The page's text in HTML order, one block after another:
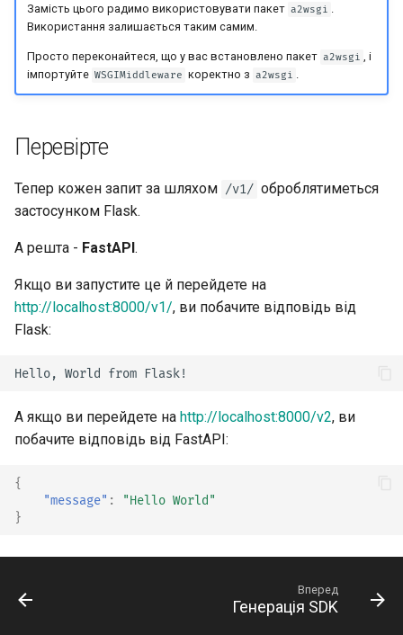
кодувальник
Тіло — Оновлення
Безпека
Middleware
між різними джерелами)
SQL (реляційні) бази даних
файлів
Стрімінг JSON Lines
(SSE)
Фонові задачі
Замість цього радимо використовувати пакет a2wsgi
Використання залишається таким самим.
Просто переконайтеся, що у вас встановлено пакет a2wsgi
, і
імпортуйте WSGIMiddleware коректно з a2wsgi
Перевірте
Тепер кожен запит за шляхом /v1/ оброблятиметься
застосунком Flask.
А решта - FastAPI .
Якщо ви запустите це й перейдете на
http://localhost:8000/v1/, ви побачите відповідь від
Flask:
А якщо ви перейдете на http://localhost:8000/v2, ви
побачите відповідь від FastAPI:
{
"message" :
"Hello World"
}
Вперед
Генерація SDK